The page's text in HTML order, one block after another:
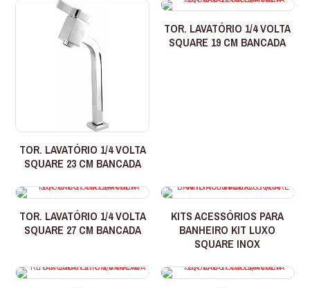
TOR. LAVATÓRIO 1/4 VOLTA
SQUARE 23 CM BANCADA
TOR. LAVATÓRIO 1/4 VOLTA
SQUARE 19 CM BANCADA
TOR. LAVATÓRIO 1/4 VOLTA
SQUARE 27 CM BANCADA
KITS ACESSÓRIOS PARA
BANHEIRO KIT LUXO
SQUARE INOX